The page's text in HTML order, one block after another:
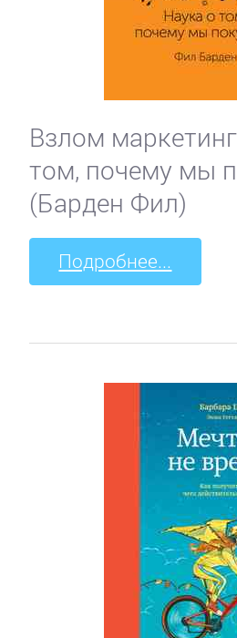
Взлом
том, почему мы
(Барден Фил)
Подробнее...